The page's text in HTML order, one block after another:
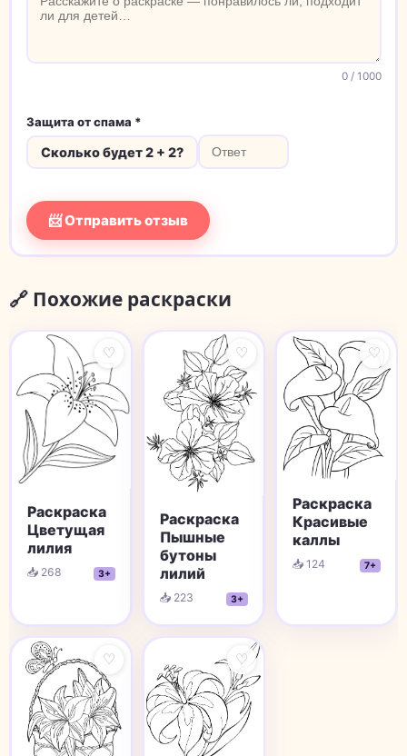
0/ 1000
Защита от спама *
Сколько будет 2 + 2?
📨 Отправить отзыв
🔗 Похожие раскраски
♡
Раскраска
Цветущая
лилия
📥 268 3+
♡
Раскраска
Пышные
бутоны
лилий
📥 223 3+
♡
Раскраска
Красивые
каллы
📥 124 7+
♡ ♡